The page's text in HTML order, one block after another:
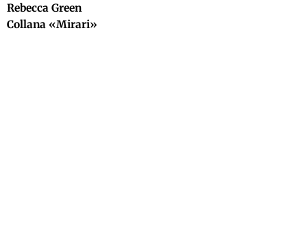
Rebecca Green
Collana «Mirari»